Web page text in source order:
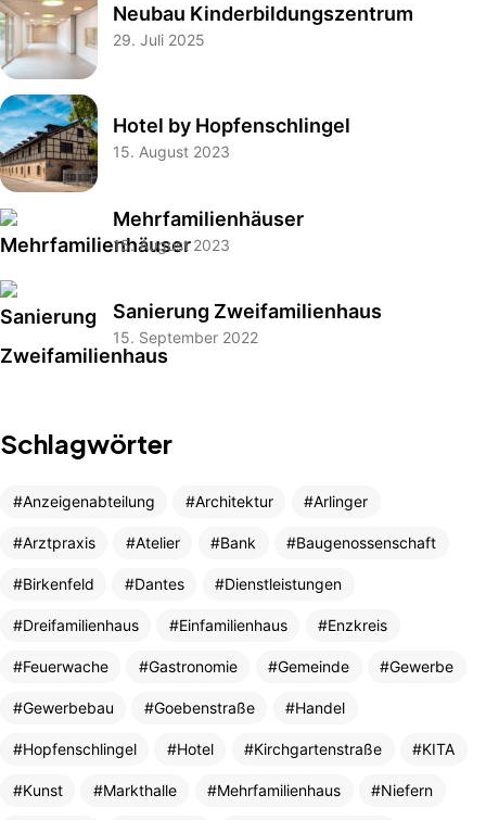
Neubau Kinderbildungszentrum
29. Juli 2025
Hotel by Hopfenschlingel
15. August 2023
Mehrfamilienhäuser
15. August 2023
Sanierung Zweifamilienhaus
15. September 2022
Schlagwörter
Anzeigenabteilung Architektur Arlinger
Arztpraxis Atelier Bank Baugenossenschaft
Birkenfeld Dantes Dienstleistungen
Dreifamilienhaus Einfamilienhaus Enzkreis
Feuerwache Gastronomie Gemeinde Gewerbe
Gewerbebau Goebenstraße Handel
Hopfenschlingel Hotel Kirchgartenstraße KITA
Kunst Markthalle Mehrfamilienhaus Niefern